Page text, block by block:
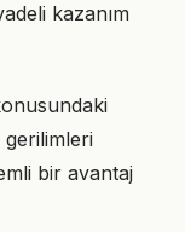
kazanım
bir avantaj